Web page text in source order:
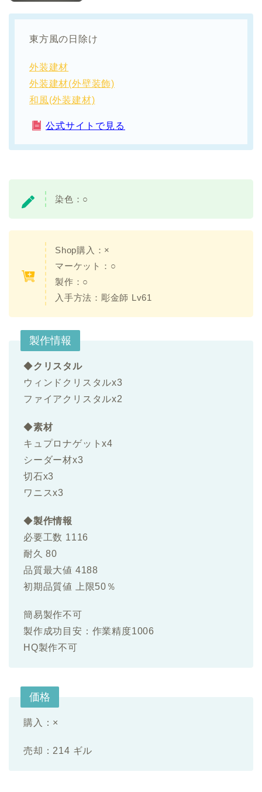
東方風の日除け
外装建材
外装建材(外壁装飾)
和風(外装建材)
公式サイトで見る
染色： ○
Shop購入：×
マーケット：○
製作：○
入手方法： 彫金師 Lv61
製作情報
◆クリスタル
ウィンドクリスタルx3
ファイアクリスタルx2
◆素材
キュプロナゲットx4
シーダー材x3
切石x3
ワニスx3
◆製作情報
必要工数 1116
耐久 80
品質最大値 4188
初期品質値 上限50％
簡易製作不可
製作成功目安：作業精度1006
HQ製作不可
価格
購入：×
売却：214 ギル